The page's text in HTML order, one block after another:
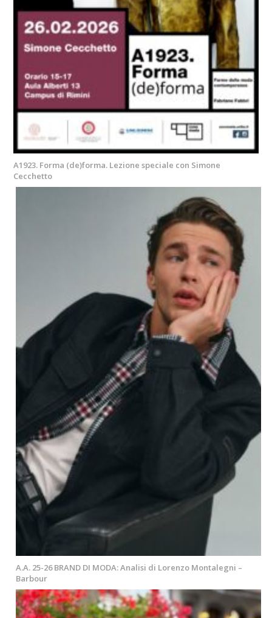
A1923. Forma (de)forma. Lezione speciale con Simone
Cecchetto
A.A. 25-26 BRAND DI MODA: Analisi di Lorenzo Montalegni –
Barbour